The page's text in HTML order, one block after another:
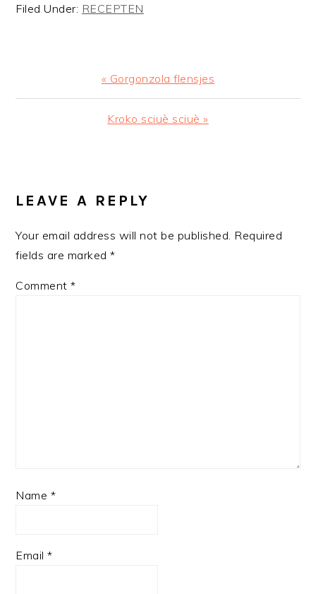
Filed Under: RECEPTEN
Previous
Post:
« Gorgonzola flensjes
Next
Kroko sciuè sciuè »
INTERACTIONS
LEAVE A REPLY
Your email address will not be published. Required
fields are marked*
Comment*
Name *
Email*